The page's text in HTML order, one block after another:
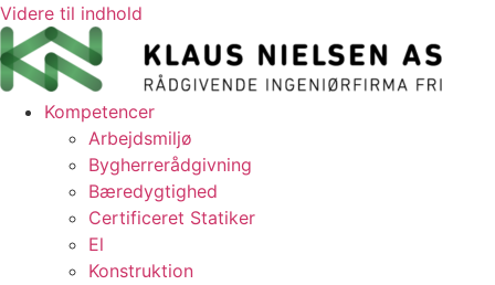
Videre til indhold
Kompetencer
Arbejdsmiljø
Bygherrerådgivning
Bæredygtighed
Certificeret Statiker
El
Konstruktion